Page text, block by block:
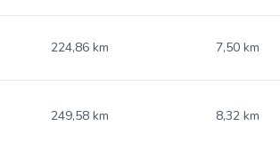
224,86 km 7,50 km
249,58 km 8,32 km